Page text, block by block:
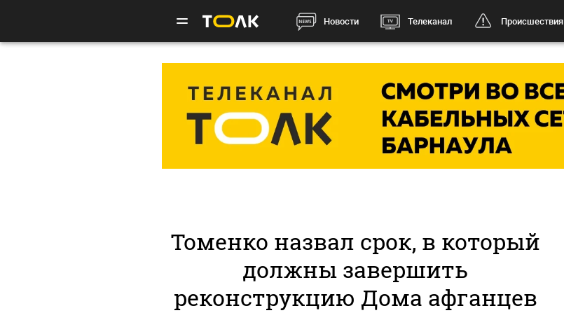
Новости Телеканал Происшествия
Томенко назвал срок, в который
должны завершить
реконструкцию Дома афганцев